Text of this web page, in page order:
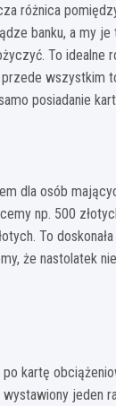
różnica
banku, a my
To idealne
posiadanie
dla osób
np. 500
To
że nastolatek
kartę